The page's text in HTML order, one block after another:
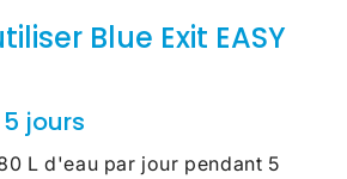
Blue Exit EASY
jours
L d'eau par jour pendant 5